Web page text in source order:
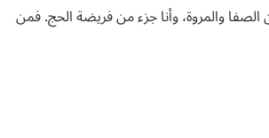
الصفا والمروة، وأنا جزء من فريضة الحج. فمن